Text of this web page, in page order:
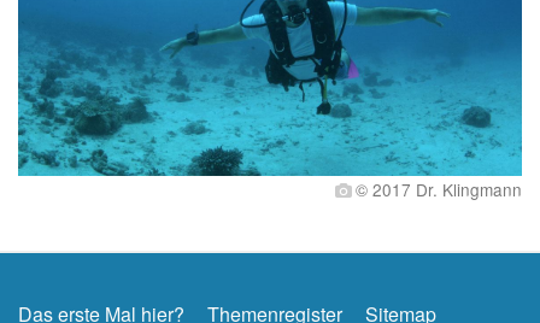
© 2017 Dr. Klingmann
Das erste Mal hier? Themenregister Sitemap